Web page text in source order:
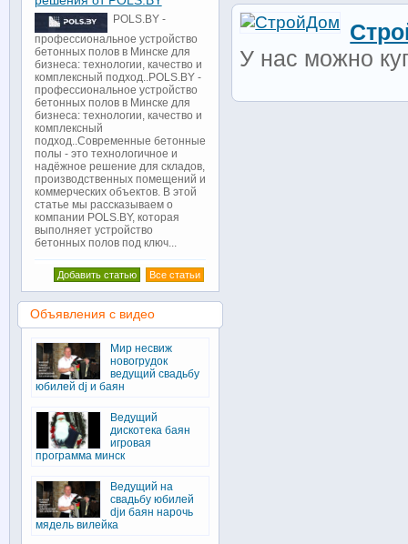
У нас можно
POLS.BY -
профессиональное устройство
бетонных полов в Минске для
бизнеса: технологии, качество и
комплексный подход..POLS.BY -
профессиональное устройство
бетонных полов в Минске для
бизнеса: технологии, качество и
комплексный
подход..Современные бетонные
полы - это технологичное и
надёжное решение для складов,
производственных помещений и
коммерческих объектов. В этой
статье мы рассказываем о
компании POLS.BY, которая
выполняет устройство
бетонных полов под ключ...
Все статьи
Добавить статью
Объявления с видео
Мир несвиж
новогрудок
ведущий свадьбу
юбилей dj и баян
Ведущий
дискотека баян
игровая
программа минск
Ведущий на
свадьбу юбилей
djи баян нарочь
мядель вилейка